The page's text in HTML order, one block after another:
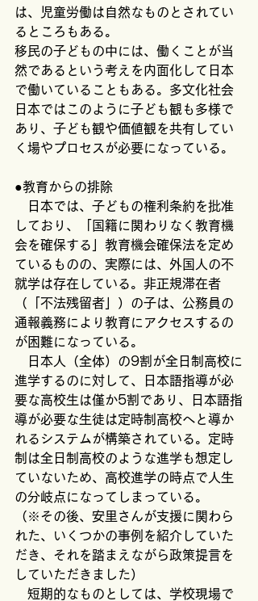
は、児童労働は自然なものとされてい
るところもある。
移民の子どもの中には、働くことが当
然であるという考えを内面化して日本
で働いていることもある。多文化社会
日本ではこのように子ども観も多様で
あり、子ども観や価値観を共有してい
く場やプロセスが必要になっている。
●教育からの排除
日本では、子どもの権利条約を批准
しており、「国籍に関わりなく教育機
会を確保する」教育機会確保法を定め
ているものの、実際には、外国人の不
就学は存在している。非正規滞在者
（「不法残留者」）の子は、公務員の
通報義務により教育にアクセスするの
が困難になっている。
日本人（全体）の9割が全日制高校に
進学するのに対して、日本語指導が必
要な高校生は僅か5割であり、日本語指
導が必要な生徒は定時制高校へと導か
れるシステムが構築されている。定時
制は全日制高校のような進学も想定し
ていないため、高校進学の時点で人生
の分岐点になってしまっている。
（※その後、安里さんが支援に関わら
れた、いくつかの事例を紹介していた
だき、それを踏まえながら政策提言を
していただきました）
短期的なものとしては、学校現場で